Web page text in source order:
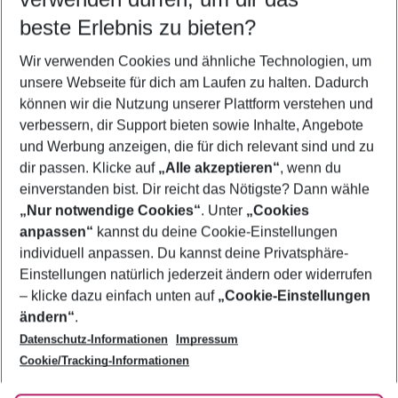
5-8 Nächte
2 Erwachsene Keine Kinder
Mehr Filter anzeigen
Footer
Footer navigation
Über uns
AGB
Bestpreisgarantie
Cookie-Einstellungen ändern
Cookie-Richtlinie
Agenturbetreuung
Barrierefreies Reisen
Folge uns
beste Erlebnis zu bieten?
Wir verwenden Cookies und ähnliche Technologien, um
unsere Webseite für dich am Laufen zu halten. Dadurch
können wir die Nutzung unserer Plattform verstehen und
verbessern, dir Support bieten sowie Inhalte, Angebote
und Werbung anzeigen, die für dich relevant sind und zu
dir passen. Klicke auf „Alle akzeptieren“, wenn du
einverstanden bist. Dir reicht das Nötigste? Dann wähle
„Nur notwendige Cookies“. Unter „Cookies
anpassen“ kannst du deine Cookie-Einstellungen
individuell anpassen. Du kannst deine Privatsphäre-
Einstellungen natürlich jederzeit ändern oder widerrufen
– klicke dazu einfach unten auf „Cookie-Einstellungen
ändern“.
Datenschutz-Informationen
Impressum
Cookie/Tracking-Informationen